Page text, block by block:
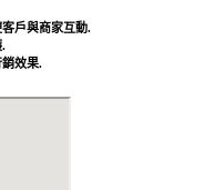
戶與商家互動.
.
效果.